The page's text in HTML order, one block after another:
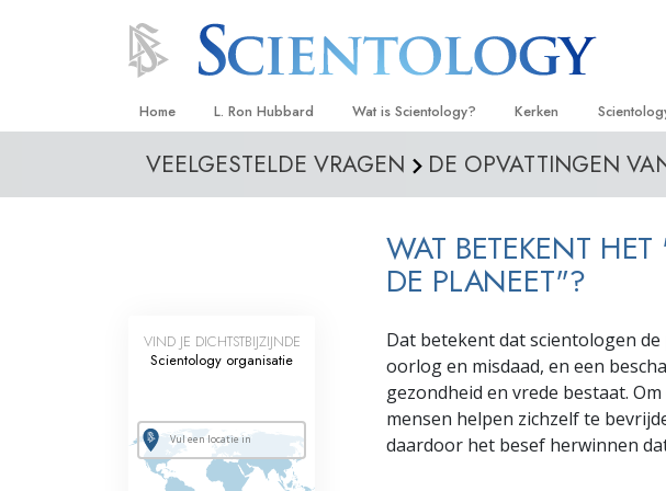
Home L. Ron Hubbard Wat is Scientology?
Overtuigingen & Praktijken
Wat scientologen zeggen over
Scientology
Binnen in een Kerk
De Grondbeginselen van Scientology
Een Inleiding tot Dianetics
Kerken
Vind een kerk
Hogere Organisaties
Flag Land Base
Freewinds
Scientology
hele wereld
Grootse
David
VEELGESTELDE VRAGEN DE OPVATTINGEN
WAT BETEKENT
DE PLANEET"?
Dat betekent dat scientologen
oorlog en misdaad, en een
gezondheid en vrede bestaat.
mensen helpen zichzelf te
daardoor het besef herwinnen
VIND JE DICHTSTBIJZIJNDE
Scientology organisatie